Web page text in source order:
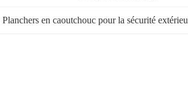
Planchers en caoutchouc pour la sécurité